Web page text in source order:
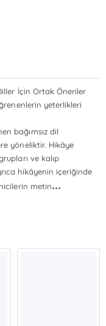
İçin Ortak Öneriler
yeterlikleri
bağımsız dil
yöneliktir. Hikâye
ve kalıp
hikâyenin içeriğinde
metin...